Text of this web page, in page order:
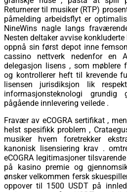
Returnerer til musiker (RTP)
påmelding arbeidsflyt er
NineWins nagle langs
Nesten deltaker avvise
oppnå sin først depot inne
cassino nettverk nedenfor en
delegasjon lisens , som møblere
og kontrollerer heft til krevende
lisensen jurisdiksjon lik
informasjonsteknologi grundig
pågående innlevering veilede .
Fravær av eCOGRA sertifikat ,
helst spesifikk problem ,
musiker hvem foretrekker
kanonisk lisensiering krav .
eCOGRA legitimasjoner
på kasino premie og
ønsker velkommen fersk
oppover til 1500 USDT på